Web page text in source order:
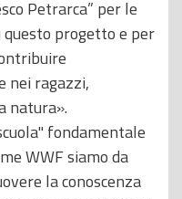
Petrarca” per le
progetto e per
nei ragazzi,
natura».
fondamentale
WWF siamo da
la conoscenza